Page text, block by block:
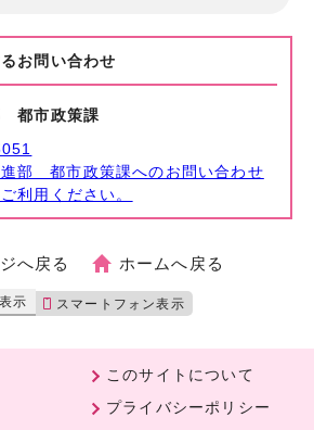
お問い合わせ
都市政策課
進部 都市政策課へのお問い合わせ
利用ください。
へ戻る ホームへ戻る
示 スマートフォン表示
このサイトについて
プライバシーポリシー